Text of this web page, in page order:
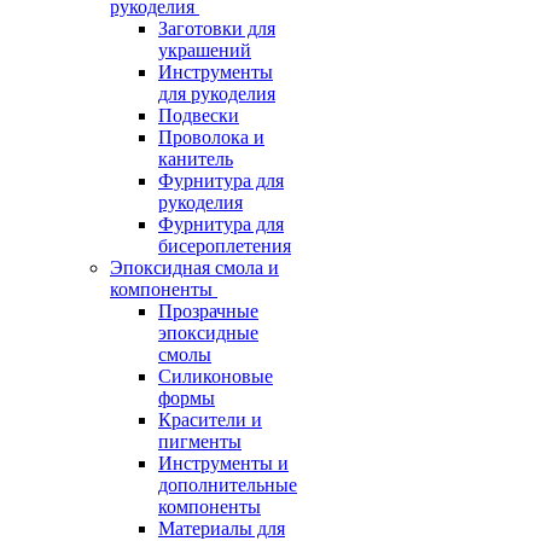
рукоделия
Заготовки для
украшений
Инструменты
для рукоделия
Подвески
Проволока и
канитель
Фурнитура для
рукоделия
Фурнитура для
бисероплетения
Эпоксидная смола и
компоненты
Прозрачные
эпоксидные
смолы
Силиконовые
формы
Красители и
пигменты
Инструменты и
дополнительные
компоненты
Материалы для